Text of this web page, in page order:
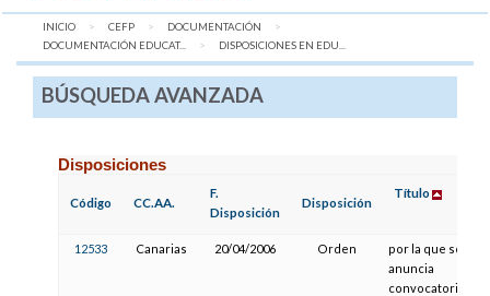
INICIO CEFP
DOCUMENTACIÓN
DOCUMENTACIÓN EDUCAT...
AQUÍ:
DISPOSICIONES EN EDU...
BÚSQUEDA AVANZADA
Disposiciones
Código CC.AA.
F.
Disposición
Disposición
Título
12533 Canarias 20/04/2006 Orden
por la que se
anuncia
convocatoria